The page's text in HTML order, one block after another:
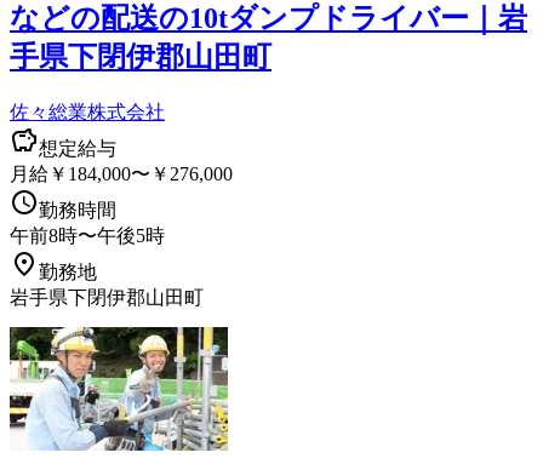
などの配送の10tダンプドライバー｜岩
手県下閉伊郡山田町
佐々総業株式会社
想定給与
月給￥184,000〜￥276,000
勤務時間
午前8時〜午後5時
勤務地
岩手県下閉伊郡山田町